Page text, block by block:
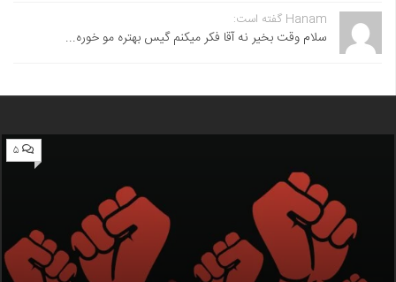
Hanam گفته است:
سلام وقت بخیر نه آقا فکر میکنم گیس بهتره مو خوره...
۵